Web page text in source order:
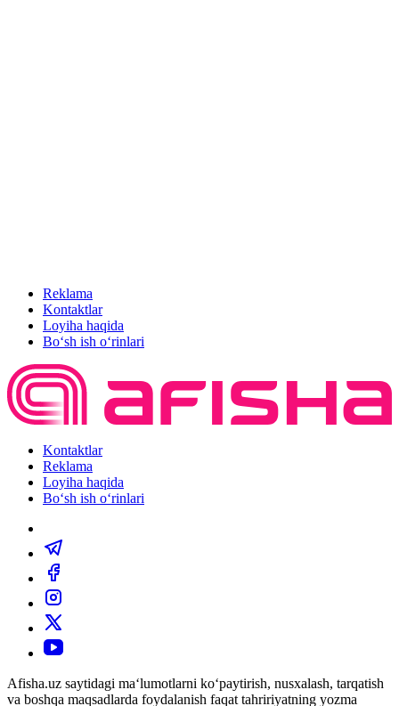
Reklama
Kontaktlar
Loyiha haqida
Bo‘sh ish o‘rinlari
Kontaktlar
Reklama
Loyiha haqida
Bo‘sh ish o‘rinlari
Afisha.uz saytidagi ma‘lumotlarni ko‘paytirish, nusxalash, tarqatish
va boshqa maqsadlarda foydalanish faqat tahririyatning yozma